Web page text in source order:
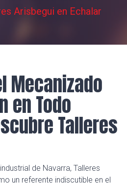
Arisbegui en Echalar
Mecanizado
en Todo
Talleres
de Navarra, Talleres
un referente indiscutible en el